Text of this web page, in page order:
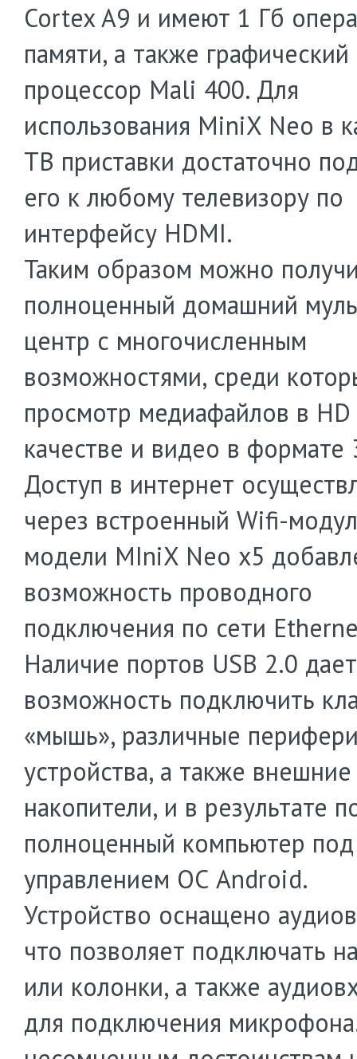
Cortex A9 и имеют 1 Гб
памяти, а также графический
процессор Mali 400. Для
использования MiniX Neo в
ТВ приставки достаточно
его к любому телевизору по
интерфейсу HDMI.
Таким образом можно
полноценный домашний
центр с многочисленным
возможностями, среди
просмотр медиафайлов в HD
качестве и видео в формате
Доступ в интернет
через встроенный Wifi-
модели MIniX Neo x5
возможность проводного
подключения по сети
Наличие портов USB 2.0 дает
возможность подключить
«мышь», различные
устройства, а также внешние
накопители, и в результате
полноценный компьютер под
управлением ОС Android.
Устройство оснащено
что позволяет подключать
или колонки, а также
для подключения